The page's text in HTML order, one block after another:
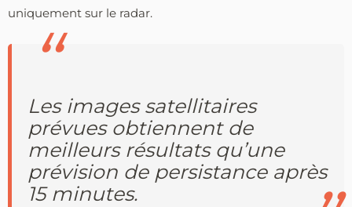
uniquement sur le radar.
Les images satellitaires
prévues obtiennent de
meilleurs résultats qu’une
prévision de persistance après
15 minutes.